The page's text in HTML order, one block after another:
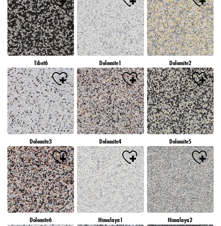
Tibet6 Dolomite1 Dolomite2
Dolomite3 Dolomite4 Dolomite5
Dolomite6 Himalaya1 Himalaya2